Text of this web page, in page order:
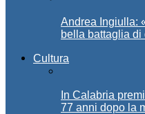
Andrea Ingiulla:
bella battaglia
Cultura
In Calabria
77 anni dopo la